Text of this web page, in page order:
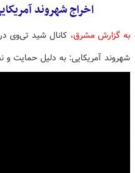
اخراج شهروند
به گزارش مشرق، کانال شید تی‌وی
شهروند آمریکایی: به دلیل حمایت